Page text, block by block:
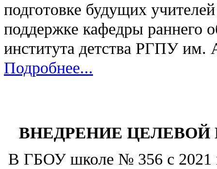
подготовке будущих
поддержке кафедры раннего
института детства РГПУ им.
Подробнее...
ВНЕДРЕНИЕ
В ГБОУ школе № 356 с 2021